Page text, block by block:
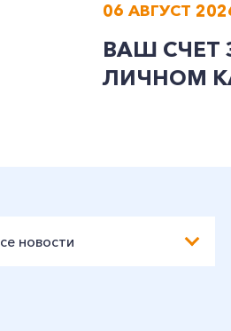
06 АВГУСТ
ВАШ СЧЕТ
ЛИЧНОМ
новости